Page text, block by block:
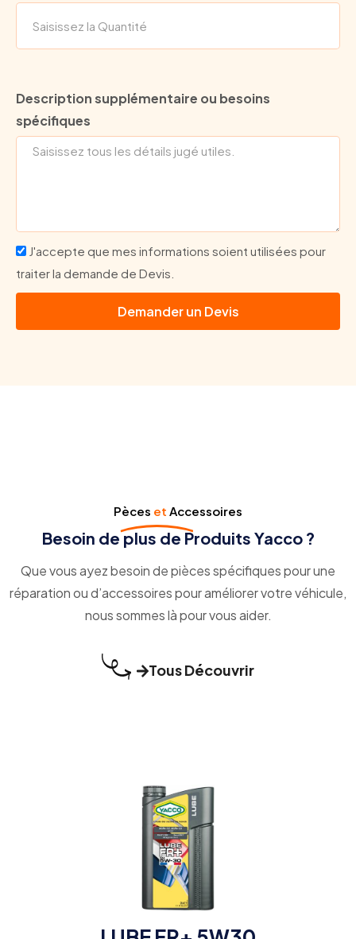
Description supplémentaire ou besoins
spécifiques
J'accepte que mes informations soient utilisées pour
traiter la demande de Devis.
Demander un Devis
Pèces et Accessoires
Besoin de plus de Produits Yacco ?
Que vous ayez besoin de pièces spécifiques pour une
réparation ou d’accessoires pour améliorer votre véhicule,
nous sommes là pour vous aider.
Tous Découvrir